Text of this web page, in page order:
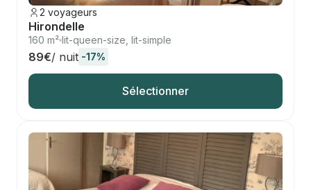
2 voyageurs
Hirondelle
160 m² lit-queen-size, lit-simple
89€/ nuit -17%
Sélectionner